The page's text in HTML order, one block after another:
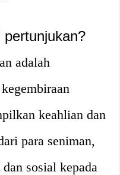
pertunjukan?
adalah
keahlian dan
para seniman,
sosial kepada